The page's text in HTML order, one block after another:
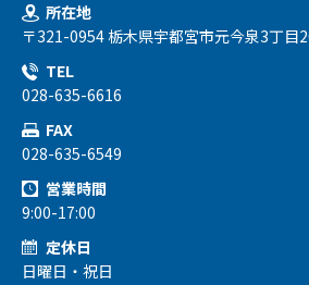
所在地
〒321-0954 栃木県宇都宮市元今泉3丁目
TEL
028-635-6616
FAX
028-635-6549
営業時間
9:00-17:00
定休日
日曜日・祝日